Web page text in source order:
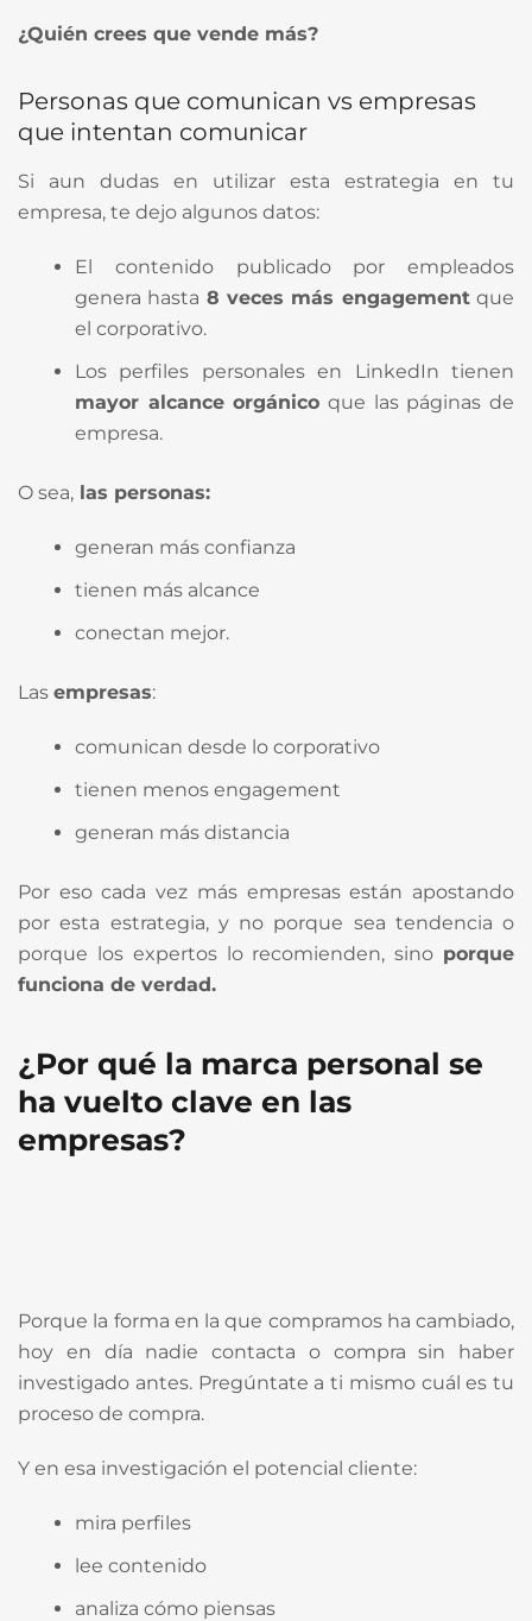
¿Quién crees que vende más?
Personas que comunican vs empresas
que intentan comunicar
Si aun dudas en utilizar esta estrategia en tu
empresa, te dejo algunos datos:
El contenido publicado por empleados
genera hasta 8 veces más engagementque
el corporativo.
Los perfiles personales en LinkedIn tienen
mayor alcance orgánico que las páginas de
empresa.
O sea, las personas:
generan más confianza
tienen más alcance
conectan mejor.
Las empresas:
comunican desde lo corporativo
tienen menos engagement
generan más distancia
Por eso cada vez más empresas están apostando
por esta estrategia, y no porque sea tendencia o
porque los expertos lo recomienden, sino porque
funciona de verdad.
¿Por qué la marca personal se
ha vuelto clave en las
empresas?
Porque la forma en la que compramos ha cambiado,
hoy en día nadie contacta o compra sin haber
investigado antes. Pregúntate a ti mismo cuál es tu
proceso de compra.
Y en esa investigación el potencial cliente:
mira perfiles
lee contenido
analiza cómo piensas